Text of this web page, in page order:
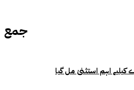
جمع
کیلیے اہم استثنیٰ مل گیا